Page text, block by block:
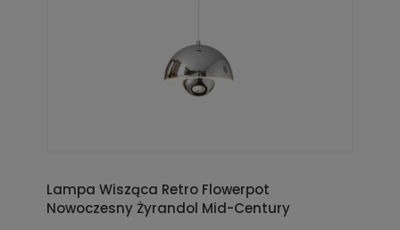
Lampa Wisząca Retro Flowerpot
Nowoczesny Żyrandol Mid-Century